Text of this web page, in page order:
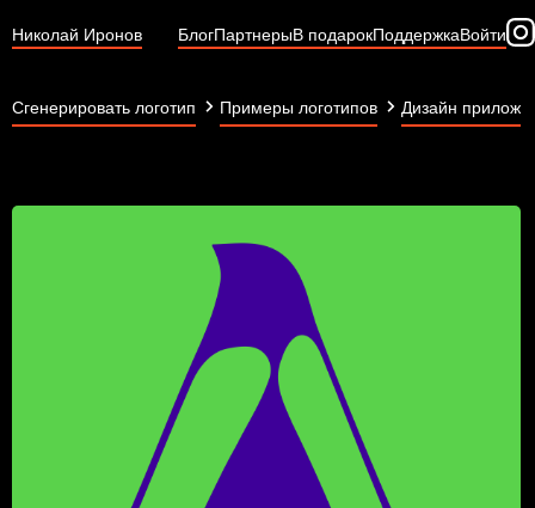
Николай Иронов БлогПартнерыВ подарокПоддержкаВойти
Сгенерировать логотип Примеры логотипов Дизайн